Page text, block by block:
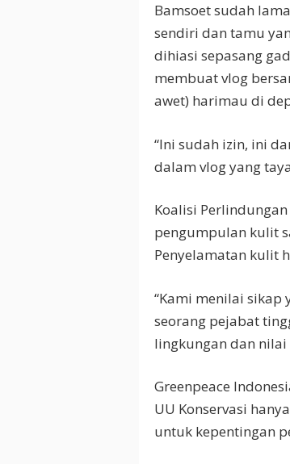
Bamsoet sudah
sendiri dan tamu
dihiasi sepasang
membuat vlog
awet) harimau di
“Ini sudah izin, ini
dalam vlog yang
Koalisi
pengumpulan kulit
Penyelamatan kulit
“Kami menilai
seorang pejabat
lingkungan dan nilai
Greenpeace
UU Konservasi
untuk kepentingan